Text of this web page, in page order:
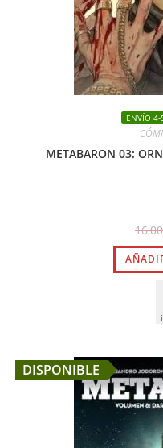
ENVÍO 4-
METABARON 03:
DISPONIBLE